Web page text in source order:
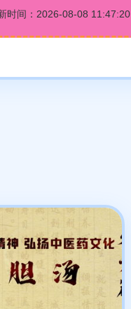
时间：2026-08-08 11:47:20